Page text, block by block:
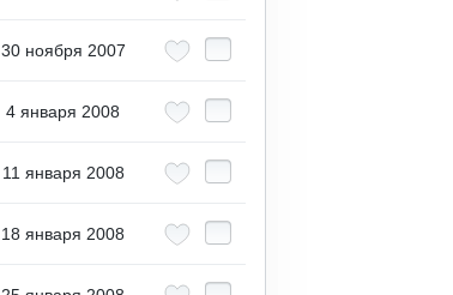
30 ноября 2007
4 января 2008
11 января 2008
18 января 2008